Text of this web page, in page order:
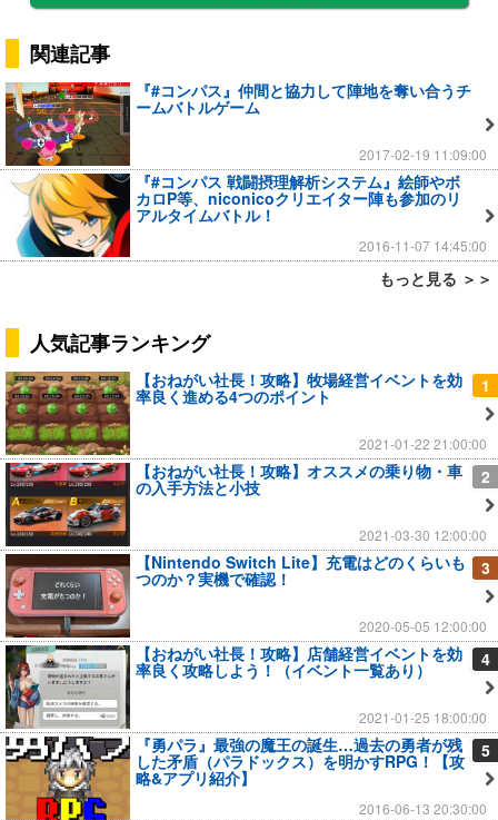
関連記事
『#コンパス』仲間と協力して陣地を奪い合うチ
ームバトルゲーム
2017-02-19 11:09:00
『#コンパス 戦闘摂理解析システム』絵師やボ
カロP等、niconicoクリエイター陣も参加のリ
アルタイムバトル！
2016-11-07 14:45:00
もっと見る ＞＞
人気記事ランキング
1
【おねがい社長！攻略】牧場経営イベントを効
率良く進める4つのポイント
2021-01-22 21:00:00
2
【おねがい社長！攻略】オススメの乗り物・車
の入手方法と小技
2021-03-30 12:00:00
3
【Nintendo Switch Lite】充電はどのくらいも
つのか？実機で確認！
2020-05-05 12:00:00
4
【おねがい社長！攻略】店舗経営イベントを効
率良く攻略しよう！（イベント一覧あり）
2021-01-25 18:00:00
5
『勇パラ』最強の魔王の誕生…過去の勇者が残
した矛盾（パラドックス）を明かすRPG！【攻
略&アプリ紹介】
2016-06-13 20:30:00